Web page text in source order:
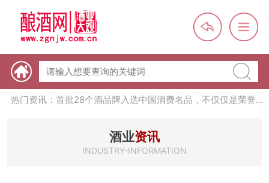
热门资讯：【酒体设计师】职业技能培训及认定班开班通知
热门资讯：未来，传统酒类经销商群体会消失吗？
酒业资讯
INDUSTRY-INFORMATION